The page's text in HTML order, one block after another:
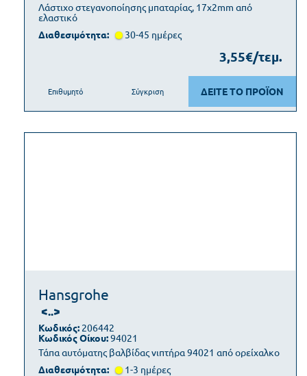
Λάστιχο στεγανοποίησης μπαταρίας, 17x2mm από
ελαστικό
Διαθεσιμότητα: 30-45 ημέρες
3,55€/τεμ.
ΔΕΙΤΕ ΤΟ ΠΡΟΪΟΝ
Επιθυμητό Σύγκριση
Hansgrohe
<..>
Τάπα αυτόματης βαλβίδας νιπτήρα 94021 από ορείχαλκο
Κωδικός: 206442
Κωδικός Οίκου:94021
Διαθεσιμότητα: 1-3 ημέρες